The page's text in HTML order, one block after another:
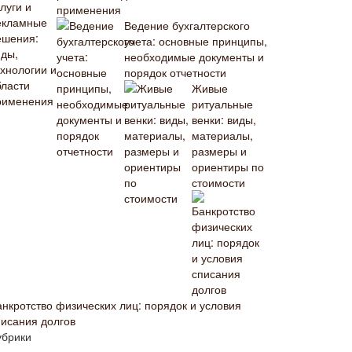
применения
Ведение бухгалтерского
учета: основные принципы,
необходимые документы и
порядок отчетности
Живые
ритуальные
венки: виды,
материалы,
размеры и
ориентиры по
стоимости
физических лиц: порядок и условия
долгов